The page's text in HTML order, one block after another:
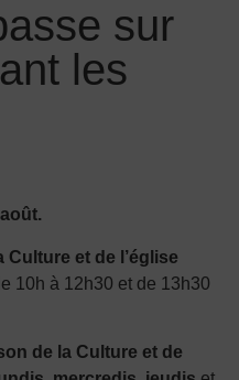
sur
les
et de l’église
10h à 12h30 et de 13h30
de la Culture et de